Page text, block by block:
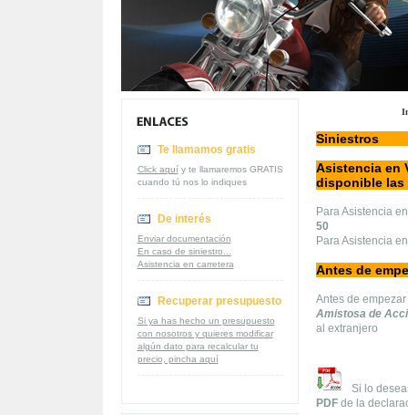
Te llamamos gratis
Click aquíy te llamaremos GRATIS
cuando tú nos lo indiques
De interés
Enviar documentación
En caso de siniestro...
Asistencia en carretera
Recuperar presupuesto
Si ya has hecho un presupuesto
con nosotros y quieres modificar
algún dato para recalcular tu
precio, pincha aquí
Siniestros
Asistencia en
disponible las
Para Asistencia
50
Para Asistencia
Antes de
Antes de
Amistosa de
al extranjero
Si lo
PDFde la